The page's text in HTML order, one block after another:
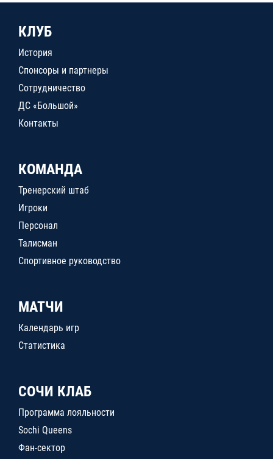
КЛУБ
История
Спонсоры и партнеры
Сотрудничество
ДС «Большой»
Контакты
КОМАНДА
Тренерский штаб
Игроки
Персонал
Талисман
Спортивное руководство
МАТЧИ
Календарь игр
Статистика
СОЧИ КЛАБ
Программа лояльности
Sochi Queens
Фан-сектор